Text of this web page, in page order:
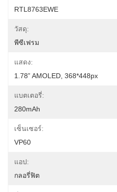
RTL8763EWE
วัสดุ:
พีซีเฟรม
แสดง:
1.78” AMOLED, 368*448px
แบตเตอรี่:
280mAh
เซ็นเซอร์:
VP60
แอป:
กลอรี่ฟิต